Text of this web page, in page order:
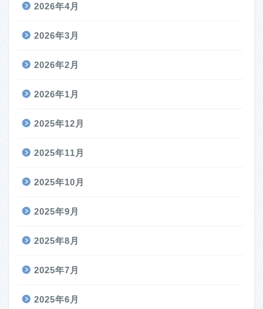
2026年4月
2026年3月
2026年2月
2026年1月
2025年12月
2025年11月
2025年10月
2025年9月
2025年8月
2025年7月
2025年6月